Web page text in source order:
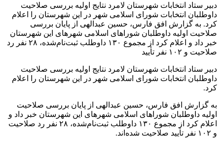
دبیر ستاد انتخابات شهرستان لامرد نتایج اولیه بررسی صلاحیت
داوطلبان انتخابات شورای اسلامی شهر در این شهرستان را اعلام
کرد. به گزارش افق فارس، حسین عبدالهی از پایان بررسی
صلاحیت اولیه داوطلبان شوراهای اسلامی شهرهای این شهرستان
خبر داد و اعلام کرد از مجموع ۱۳۰ داوطلب ثبت‌نام‌شده، ۲۸ نفر رد
صلاحیت و ۱۰۲ نفر تأیید
دبیر ستاد انتخابات شهرستان لامرد نتایج اولیه بررسی صلاحیت
داوطلبان انتخابات شورای اسلامی شهر در این شهرستان را اعلام
کرد.
به گزارش افق فارس، حسین عبدالهی از پایان بررسی صلاحیت
اولیه داوطلبان شوراهای اسلامی شهرهای این شهرستان خبر داد و
اعلام کرد از مجموع ۱۳۰ داوطلب ثبت‌نام‌شده، ۲۸ نفر رد صلاحیت
و ۱۰۲ نفر تأیید صلاحیت شده‌اند.